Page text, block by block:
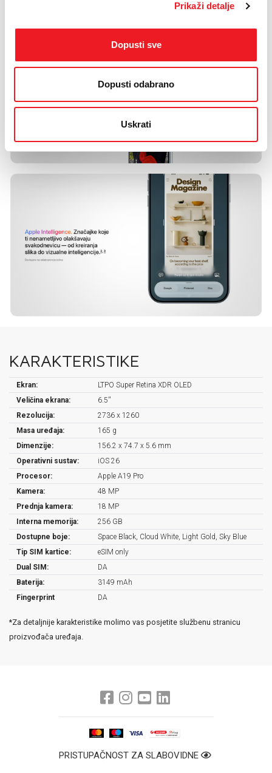
Prikaži detalje
Dopusti sve
Dopusti odabrano
Uskrati
KARAKTERISTIKE
Ekran:
LTPO Super Retina XDR OLED
Veličina ekrana:
6.5''
Rezolucija:
2736 x 1260
Masa uređaja:
165 g
Dimenzije:
156.2 x 74.7 x 5.6 mm
Operativni sustav:
iOS 26
Procesor:
Apple A19 Pro
Kamera:
48 MP
Prednja kamera:
18 MP
Interna memorija:
256 GB
Dostupne boje:
Space Black, Cloud White, Light Gold, Sky Blue
Tip SIM kartice:
eSIM only
Dual SIM:
DA
Baterija:
3149 mAh
Fingerprint
DA
*Za detaljnije karakteristike molimo vas posjetite službenu stranicu
proizvođača uređaja.
PRISTUPAČNOST ZA SLABOVIDNE